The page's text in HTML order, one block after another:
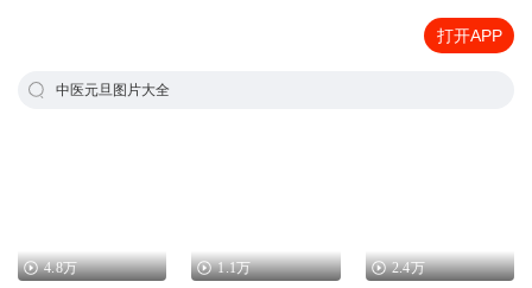
打开APP
中医元旦图片大全
4.8万 1.1万 2.4万